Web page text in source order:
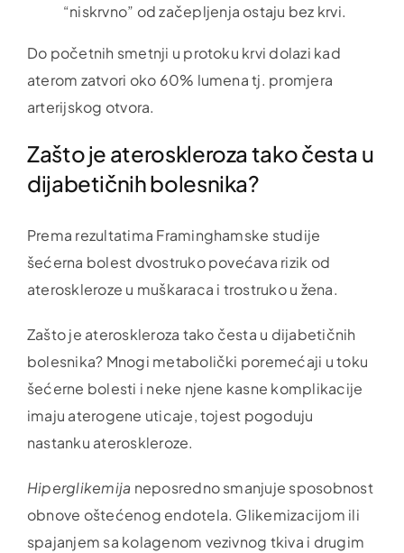
“niskrvno” od začepljenja ostaju bez krvi.
Do početnih smetnji u protoku krvi dolazi kad
aterom zatvori oko 60% lumena tj. promjera
arterijskog otvora.
Zašto je ateroskleroza tako česta u
dijabetičnih bolesnika?
Prema rezultatima Framinghamske studije
šećerna bolest dvostruko povećava rizik od
ateroskleroze u muškaraca i trostruko u žena.
Zašto je ateroskleroza tako česta u dijabetičnih
bolesnika? Mnogi metabolički poremećaji u toku
šećerne bolesti i neke njene kasne komplikacije
imaju aterogene uticaje, tojest pogoduju
nastanku ateroskleroze.
Hiperglikemija neposredno smanjuje sposobnost
obnove oštećenog endotela. Glikemizacijom ili
spajanjem sa kolagenom vezivnog tkiva i drugim